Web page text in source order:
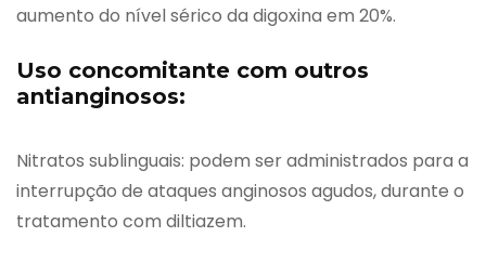
aumento do nível sérico da digoxina em 20%.
Uso concomitante com outros
antianginosos:
Nitratos sublinguais: podem ser administrados para a
interrupção de ataques anginosos agudos, durante o
tratamento com diltiazem.